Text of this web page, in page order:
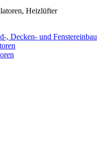
Heizlüfter
, Decken- und Fenstereinbau